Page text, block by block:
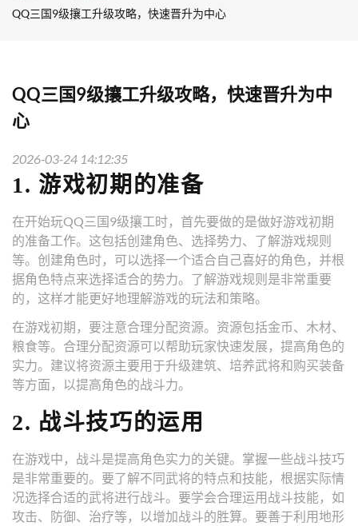
QQ三国9级攘工升级攻略，快速晋升为中心
QQ三国9级攘工升级攻略，快速晋升为中
心
2026-03-24 14:12:35
1. 游戏初期的准备
在开始玩QQ三国9级攘工时，首先要做的是做好游戏初期
的准备工作。这包括创建角色、选择势力、了解游戏规则
等。创建角色时，可以选择一个适合自己喜好的角色，并根
据角色特点来选择适合的势力。了解游戏规则是非常重要
的，这样才能更好地理解游戏的玩法和策略。
在游戏初期，要注意合理分配资源。资源包括金币、木材、
粮食等。合理分配资源可以帮助玩家快速发展，提高角色的
实力。建议将资源主要用于升级建筑、培养武将和购买装备
等方面，以提高角色的战斗力。
2. 战斗技巧的运用
在游戏中，战斗是提高角色实力的关键。掌握一些战斗技巧
是非常重要的。要了解不同武将的特点和技能，根据实际情
况选择合适的武将进行战斗。要学会合理运用战斗技能，如
攻击、防御、治疗等，以增加战斗的胜算。要善于利用地形